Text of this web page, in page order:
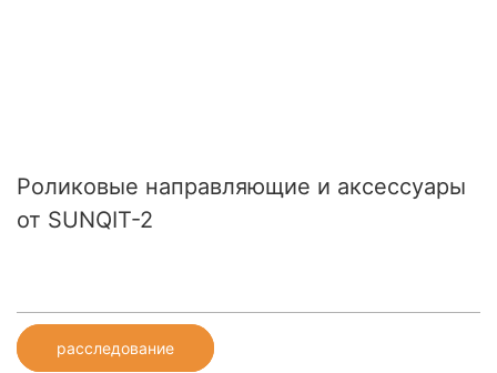
Роликовые направляющие и аксессуары
от SUNQIT-2
расследование